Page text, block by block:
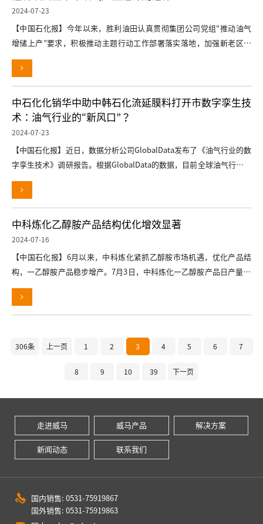
2024-07-23
【中国石化报】今年以来，胜利油田认真贯彻集团公司党组“推动油气
增储上产”要求，积极推动主题行动工作部署落实落地，加强新老区产
中石化化销华中助中韩石化流延膜料打开市数字孪生技
术：油气行业的“新风口”？
2024-07-23
【中国石化报】近日，数据分析公司GlobalData发布了《油气行业的数
字孪生技术》调研报告。根据GlobalData的数据，目前全球油气行业相
中科炼化乙醇胺产品结构优化增效显著
2024-07-16
【中国石化报】6月以来，中科炼化紧抓乙醇胺市场机遇，优化产品结
构，一乙醇胺产品稳步增产。7月3日，中科炼化一乙醇胺产品日产量67
306条 上一页 1 2 3 4 5 6 7
8 9 10 39 下一页
走进威马 威马产品 解决方案
新闻动态 联系我们
国内销售: 0531-75919867
国外销售: 0531-75919863